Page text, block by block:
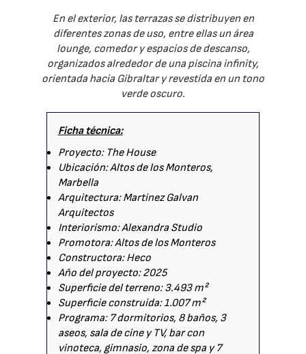
En el exterior, las terrazas se distribuyen en
diferentes zonas de uso, entre ellas un área
lounge, comedor y espacios de descanso,
organizados alrededor de una piscina infinity,
orientada hacia Gibraltar y revestida en un tono
verde oscuro.
Ficha técnica:
Proyecto: The House
Ubicación: Altos de los Monteros,
Marbella
Arquitectura: Martinez Galvan
Arquitectos
Interiorismo: Alexandra Studio
Promotora: Altos de los Monteros
Constructora: Heco
Año del proyecto: 2025
Superficie del terreno: 3.493 m²
Superficie construida: 1.007 m²
Programa: 7 dormitorios, 8 baños, 3
aseos, sala de cine y TV, bar con
vinoteca, gimnasio, zona de spa y 7